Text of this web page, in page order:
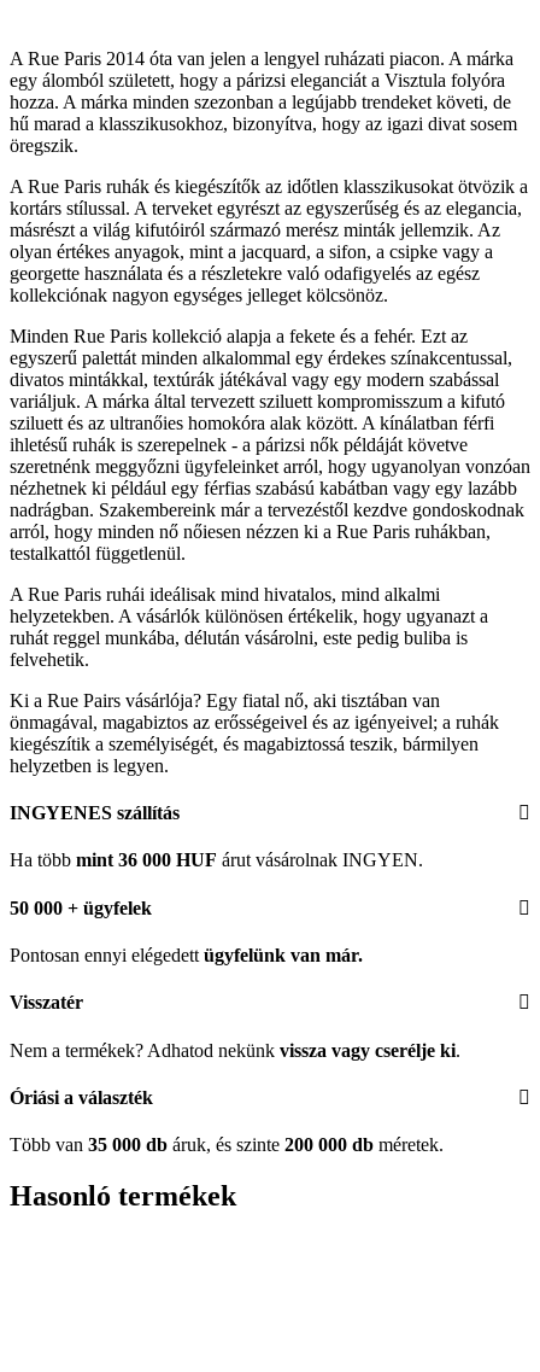
A Rue Paris 2014 óta van jelen a lengyel ruházati piacon. A márka
egy álomból született, hogy a párizsi eleganciát a Visztula folyóra
hozza. A márka minden szezonban a legújabb trendeket követi, de
hű marad a klasszikusokhoz, bizonyítva, hogy az igazi divat sosem
öregszik.
A Rue Paris ruhák és kiegészítők az időtlen klasszikusokat ötvözik a
kortárs stílussal. A terveket egyrészt az egyszerűség és az elegancia,
másrészt a világ kifutóiról származó merész minták jellemzik. Az
olyan értékes anyagok, mint a jacquard, a sifon, a csipke vagy a
georgette használata és a részletekre való odafigyelés az egész
kollekciónak nagyon egységes jelleget kölcsönöz.
Minden Rue Paris kollekció alapja a fekete és a fehér. Ezt az
egyszerű palettát minden alkalommal egy érdekes színakcentussal,
divatos mintákkal, textúrák játékával vagy egy modern szabással
variáljuk. A márka által tervezett sziluett kompromisszum a kifutó
sziluett és az ultranőies homokóra alak között. A kínálatban férfi
ihletésű ruhák is szerepelnek - a párizsi nők példáját követve
szeretnénk meggyőzni ügyfeleinket arról, hogy ugyanolyan vonzóan
nézhetnek ki például egy férfias szabású kabátban vagy egy lazább
nadrágban. Szakembereink már a tervezéstől kezdve gondoskodnak
arról, hogy minden nő nőiesen nézzen ki a Rue Paris ruhákban,
testalkattól függetlenül.
A Rue Paris ruhái ideálisak mind hivatalos, mind alkalmi
helyzetekben. A vásárlók különösen értékelik, hogy ugyanazt a
ruhát reggel munkába, délután vásárolni, este pedig buliba is
felvehetik.
Ki a Rue Pairs vásárlója? Egy fiatal nő, aki tisztában van
önmagával, magabiztos az erősségeivel és az igényeivel; a ruhák
kiegészítik a személyiségét, és magabiztossá teszik, bármilyen
helyzetben is legyen.
INGYENES szállítás
Ha több mint 36 000 HUF árut vásárolnak INGYEN.
50 000 + ügyfelek
Pontosan ennyi elégedett ügyfelünk van már.
Visszatér
Nem a termékek? Adhatod nekünk vissza vagy cserélje ki.
Óriási a választék
Több van 35 000 db áruk, és szinte 200 000 db méretek.
Hasonló termékek